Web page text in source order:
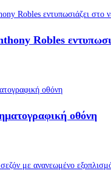
Robles
οθόνη